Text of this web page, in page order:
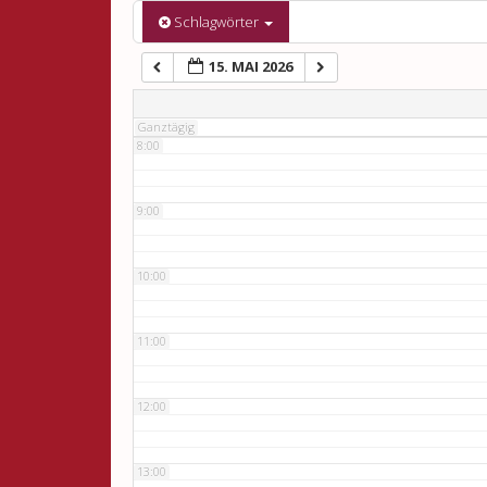
Schlagwörter
15. MAI 2026
Ganztägig
6:00
7:00
8:00
9:00
10:00
11:00
12:00
13:00